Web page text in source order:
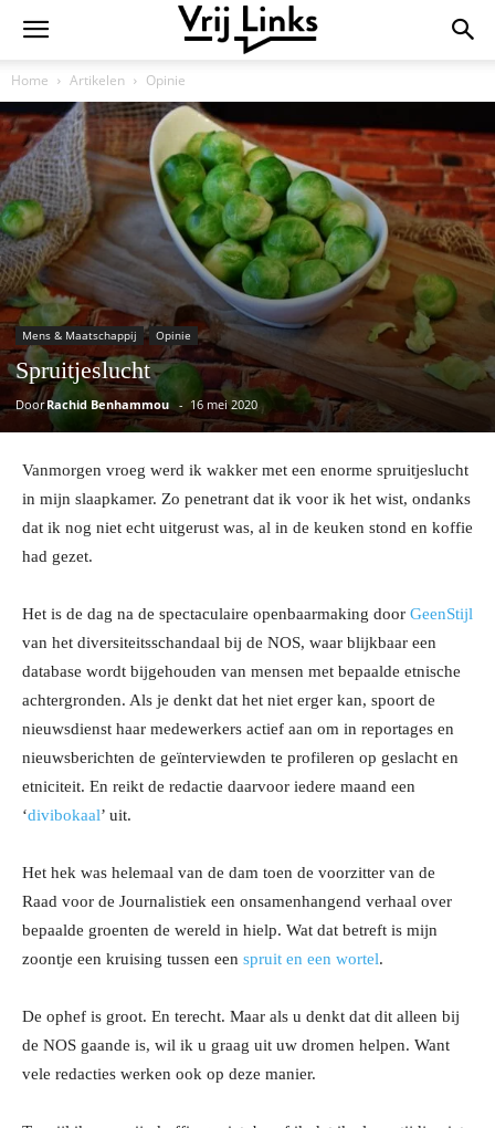
Home Artikelen Opinie
Mens & Maatschappij Opinie
Spruitjeslucht
Door Rachid Benhammou - 16 mei 2020
Vanmorgen vroeg werd ik wakker met een enorme spruitjeslucht
in mijn slaapkamer. Zo penetrant dat ik voor ik het wist, ondanks
dat ik nog niet echt uitgerust was, al in de keuken stond en koffie
had gezet.
Het is de dag na de spectaculaire openbaarmaking door GeenStijl
van het diversiteitsschandaal bij de NOS, waar blijkbaar een
database wordt bijgehouden van mensen met bepaalde etnische
achtergronden. Als je denkt dat het niet erger kan, spoort de
nieuwsdienst haar medewerkers actief aan om in reportages en
nieuwsberichten de geïnterviewden te profileren op geslacht en
etniciteit. En reikt de redactie daarvoor iedere maand een
‘divibokaal’ uit.
Het hek was helemaal van de dam toen de voorzitter van de
Raad voor de Journalistiek een onsamenhangend verhaal over
bepaalde groenten de wereld in hielp. Wat dat betreft is mijn
zoontje een kruising tussen een spruit en een wortel.
De ophef is groot. En terecht. Maar als u denkt dat dit alleen bij
de NOS gaande is, wil ik u graag uit uw dromen helpen. Want
vele redacties werken ook op deze manier.